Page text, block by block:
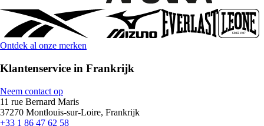
Ontdek al onze merken
Klantenservice in Frankrijk
Neem contact op
11 rue Bernard Maris
37270 Montlouis-sur-Loire, Frankrijk
+33 1 86 47 62 58